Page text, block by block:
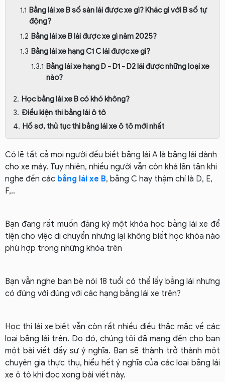
Bằng lái xe B số sàn lái được xe gì? Khác gì với B số tự
động?
Bằng lái xe B lái được xe gì năm 2025?
Bằng lái xe hạng C1 C lái được xe gì?
Bằng lái xe hạng D - D1 - D2 lái được những loại xe
nào?
Học bằng lái xe B có khó không?
Điều kiện thi bằng lái ô tô
Hồ sơ, thủ tục thi bằng lái xe ô tô mới nhất
Có lẽ tất cả mọi người đều biết bằng lái A là bằng lái dành
cho xe máy. Tuy nhiên, nhiều người vẫn còn khá lăn tăn khi
nghe đến các bằng lái xe B, bằng C hay thậm chí là D, E,
F,..
Bạn đang rất muốn đăng ký một khóa học bằng lái xe để
tiện cho việc di chuyển nhưng lại không biết học khóa nào
phù hợp trong những khóa trên
Bạn vẫn nghe bạn bè nói 18 tuổi có thể lấy bằng lái nhưng
có đúng với đúng với các hạng bằng lái xe trên?
Học thi lái xe biết vẫn còn rất nhiều điều thắc mắc về các
loại bằng lái trên. Do đó, chúng tôi đã mang đến cho bạn
một bài viết đầy sự ý nghĩa. Bạn sẽ thành trở thành một
chuyên gia thực thụ, hiểu hết ý nghĩa của các loại bằng lái
xe ô tô khi đọc xong bài viết này.